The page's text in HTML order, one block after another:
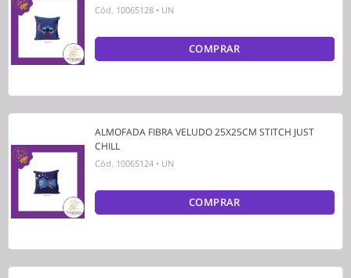
Cód. 10065128 • UN
COMPRAR
ALMOFADA FIBRA VELUDO 25X25CM STITCH JUST
CHILL
Cód. 10065124 • UN
COMPRAR